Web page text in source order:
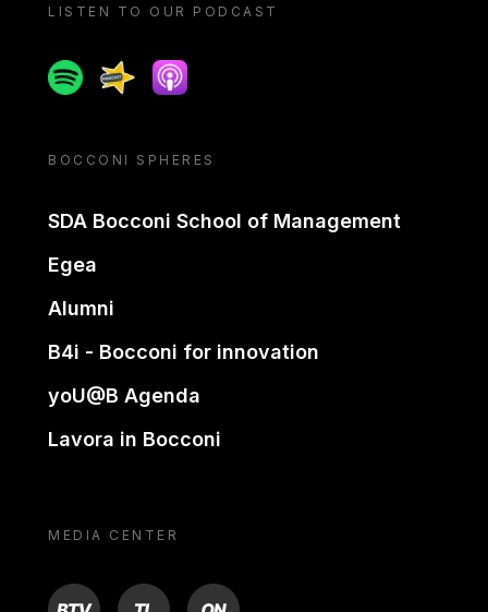
LISTEN TO OUR PODCAST
SpotifySpreakerApple podcast
BOCCONI SPHERES
SDA Bocconi School of Management
Egea
Alumni
B4i - Bocconi for innovation
yoU@B Agenda
Lavora in Bocconi
MEDIA CENTER
BTV TL ON